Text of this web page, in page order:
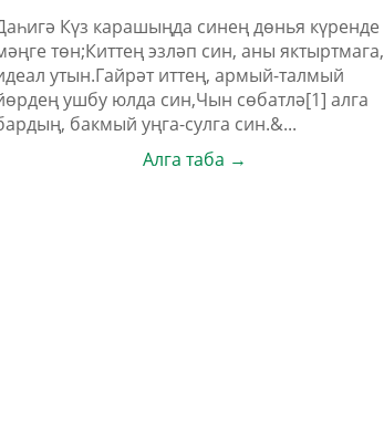
Күз карашыңда синең дөнья күренде
төн;Киттең эзләп син, аны яктыртмага,
утын.Гайрәт иттең, армый-талмый
ушбу юлда син,Чын сөбатлә[1] алга
бакмый уңга-сулга син.&...
Алга таба →